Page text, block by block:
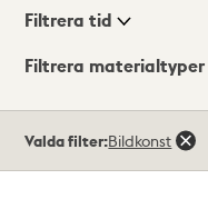
Visningsläge
Filtrera tid
Filtrera materialtyper
träffar
Valda filter:Bildkonst